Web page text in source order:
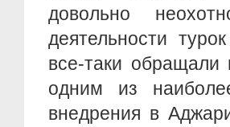
довольно
деятельности
все-таки
одним из
внедрения в